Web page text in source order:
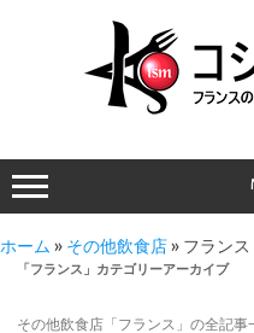
ホーム » その他飲食店» フランス
「フランス 」カテゴリーアーカイブ
その他飲食店「フランス」の全記事